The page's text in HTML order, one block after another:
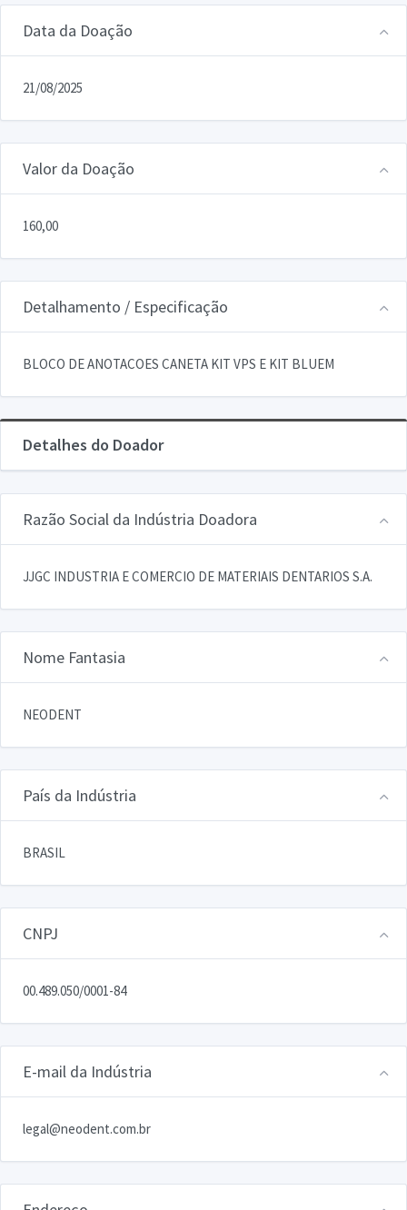
Data da Doação
21/08/2025
Valor da Doação
160,00
Detalhamento / Especificação
BLOCO DE ANOTACOES CANETA KIT VPS E KIT BLUEM
Detalhes do Doador
Razão Social da Indústria Doadora
JJGC INDUSTRIA E COMERCIO DE MATERIAIS DENTARIOS S.A.
Nome Fantasia
NEODENT
País da Indústria
BRASIL
CNPJ
00.489.050/0001-84
E-mail da Indústria
legal@neodent.com.br